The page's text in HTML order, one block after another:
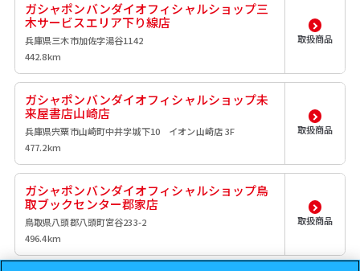
ガシャポンバンダイオフィシャルショップ三
木サービスエリア下り線店
兵庫県三木市加佐字湯谷1142
442.8km
取扱商品
ガシャポンバンダイオフィシャルショップ未
来屋書店山崎店
兵庫県宍粟市山崎町中井字城下10 イオン山崎店 3F
477.2km
取扱商品
ガシャポンバンダイオフィシャルショップ鳥
取ブックセンター郡家店
鳥取県八頭郡八頭町宮谷233-2
496.4km
取扱商品